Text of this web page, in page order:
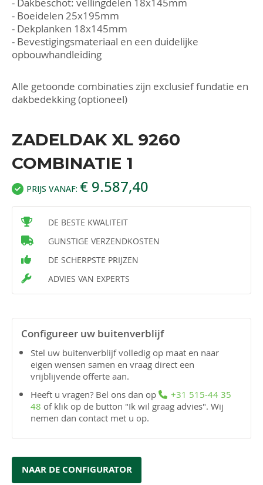
- Boeidelen 25x195mm
- Dekplanken 18x145mm
- Bevestigingsmateriaal en een duidelijke
opbouwhandleiding
Alle getoonde combinaties zijn exclusief fundatie en
dakbedekking (optioneel)
ZADELDAK XL 9260
COMBINATIE 1
PRIJS VANAF: € 9.587,40
DE BESTE KWALITEIT
GUNSTIGE VERZENDKOSTEN
DE SCHERPSTE PRIJZEN
ADVIES VAN EXPERTS
Configureer uw buitenverblijf
Stel uw buitenverblijf volledig op maat en naar
eigen wensen samen en vraag direct een
vrijblijvende offerte aan.
Heeft u vragen? Bel ons dan op
+31 515-44 35
48 of klik op de button "Ik wil graag advies". Wij
nemen dan contact met u op.
NAAR DE CONFIGURATOR